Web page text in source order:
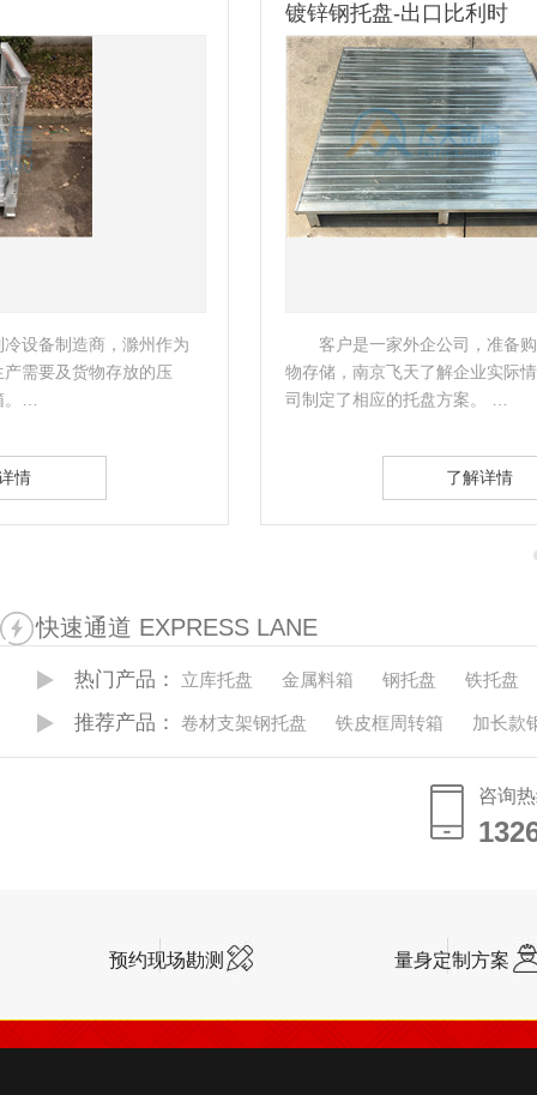
客户是一家外企公司，准备购买一些托盘进行货
物存储，南京飞天了解企业实际情况后，立即为该公
南
公
快速通道 EXPRESS LANE
热门产品： 立库托盘 金属料箱 钢托盘 铁托盘
推荐产品： 卷材支架钢托盘 铁皮框周转箱 加长款
咨询
预约现场勘测 量身定制方案